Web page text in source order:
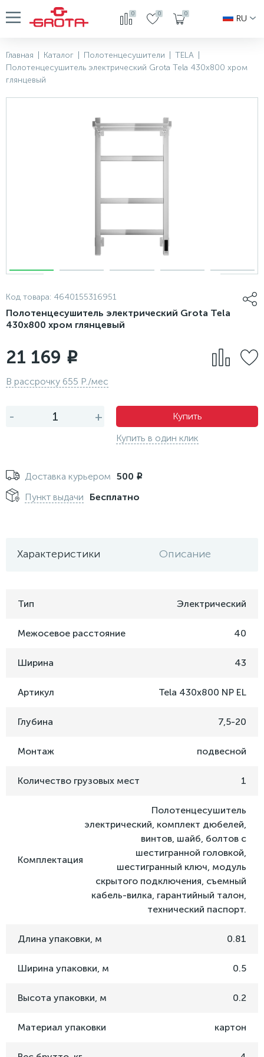
0 0 0
RU
Главная Каталог Полотенцесушители TELA
Полотенцесушитель электрический Grota Tela 430х800 хром
глянцевый
Код товара: 4640155316951
Полотенцесушитель электрический Grota Tela
430х800 хром глянцевый
21 169 i
В рассрочку 655 Р./мес
- +
Купить
Купить в один клик
Доставка курьером 500 i
Пункт выдачи Бесплатно
Характеристики Описание
Тип Электрический
Межосевое расстояние 40
Ширина 43
Артикул Tela 430х800 NP EL
Глубина 7,5-20
Монтаж подвесной
Количество грузовых мест 1
Комплектация
Полотенцесушитель
электрический, комплект дюбелей,
винтов, шайб, болтов с
шестигранной головкой,
шестигранный ключ, модуль
скрытого подключения, съемный
кабель-вилка, гарантийный талон,
технический паспорт.
Длина упаковки, м 0.81
Ширина упаковки, м 0.5
Высота упаковки, м 0.2
Материал упаковки картон